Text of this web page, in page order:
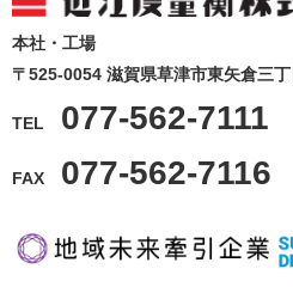
本社・工場
〒525-0054 滋賀県草津市東矢倉三
TEL 077-562-7111
FAX 077-562-7116